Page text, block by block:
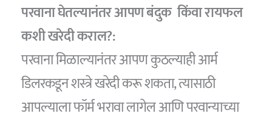
परवाना घेतल्यानंतर आपण बंदुक किंवा रायफल
कशी खरेदी कराल?:
परवाना मिळाल्यानंतर आपण कुठल्याही आर्म
डिलरकडून शस्त्रे खरेदी करू शकता, त्यासाठी
आपल्याला फॉर्म भरावा लागेल आणि परवान्याच्या